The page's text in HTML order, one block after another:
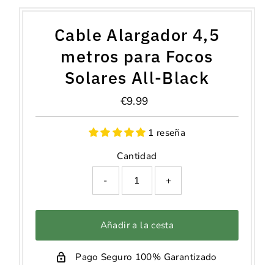
Cable Alargador 4,5
metros para Focos
Solares All-Black
Precio
normal
€9.99
1 reseña
Cantidad
-
+
Añadir a la cesta
Pago Seguro 100% Garantizado